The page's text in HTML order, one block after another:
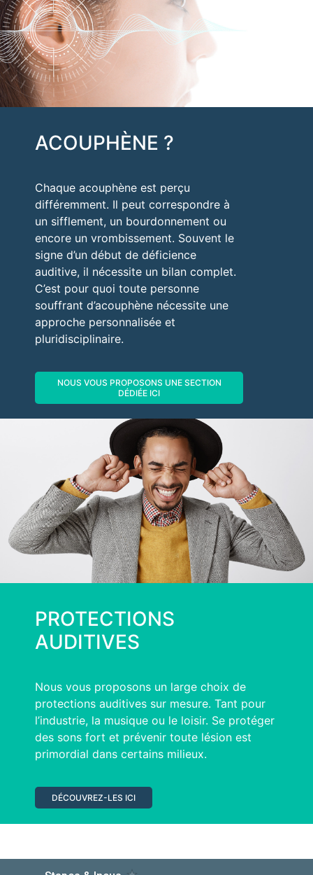
sélection intelligente des sources sonores. Prenez à
nouveau plaisir dans les environnements bruyants.
ACOUPHÈNE ?
Chaque acouphène est perçu
différemment. Il peut correspondre à
un sifflement, un bourdonnement ou
encore un vrombissement. Souvent le
signe d’un début de déficience
auditive, il nécessite un bilan complet.
C’est pour quoi toute personne
souffrant d’acouphène nécessite une
approche personnalisée et
pluridisciplinaire.
NOUS VOUS PROPOSONS UNE SECTION
DÉDIÉE ICI
PROTECTIONS
AUDITIVES
Nous vous proposons un large choix de
protections auditives sur mesure. Tant pour
l’industrie, la musique ou le loisir. Se protéger
des sons fort et prévenir toute lésion est
primordial dans certains milieux.
DÉCOUVREZ-LES ICI